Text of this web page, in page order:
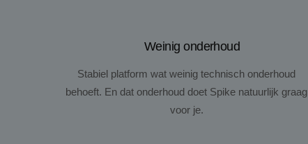
Weinig onderhoud
Stabiel platform wat weinig technisch onderhoud
behoeft. En dat onderhoud doet Spike natuurlijk graag
voor je.